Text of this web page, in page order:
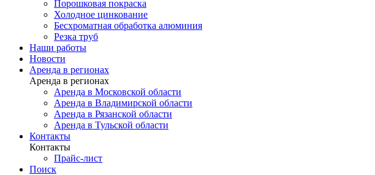
Порошковая покраска
Холодное цинкование
Бесхроматная обработка алюминия
Резка труб
Наши работы
Новости
Аренда в регионах
Аренда в регионах
Аренда в Московской области
Аренда в Владимирской области
Аренда в Рязанской области
Аренда в Тульской области
Контакты
Контакты
Прайс-лист
Поиск